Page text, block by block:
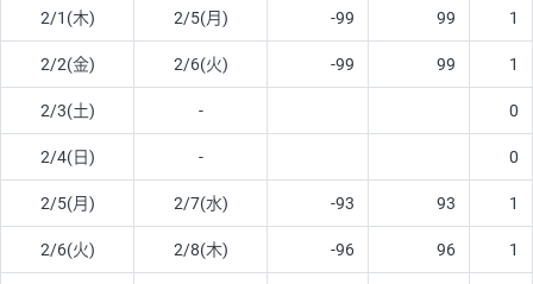
2/1(木) 2/5(月) -99 99 1
2/2(金) 2/6(火) -99 99 1
2/3(土) - 0
2/4(日) - 0
2/5(月) 2/7(水) -93 93 1
2/6(火) 2/8(木) -96 96 1